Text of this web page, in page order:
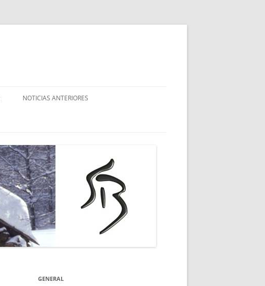
NOTICIAS ANTERIORES
GENERAL